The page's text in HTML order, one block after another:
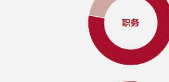
及中国资本市场动向展望”
2017 SAIF金融EMBA/EE/DBA 四